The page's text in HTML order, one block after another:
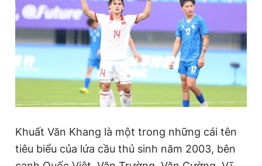
Theo dõi báo trên
Hotline Liên hệ quảng cáo
0908 780 404
Tổng biên tập: Nguyễn Ngọc Toàn
Phó tổng biên tập thường trực: Hải Thành
Khuất Văn Khang là một trong những cái tên
tiêu biểu của lứa cầu thủ sinh năm 2003, bên